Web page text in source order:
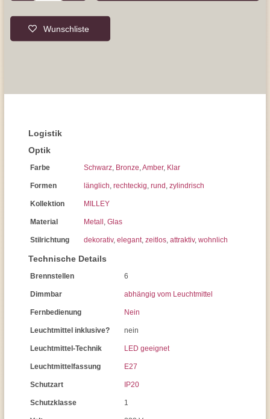
Wunschliste
Logistik
Optik
Farbe Schwarz, Bronze,Amber, Klar
Formen länglich, rechteckig, rund , zylindrisch
Kollektion MILLEY
Material Metall , Glas
Stilrichtung dekorativ, elegant, zeitlos, attraktiv, wohnlich
Technische Details
Brennstellen 6
Dimmbar abhängig vom Leuchtmittel
Fernbedienung Nein
Leuchtmittel inklusive? nein
Leuchtmittel-Technik LED geeignet
Leuchtmittelfassung E27
Schutzart IP20
Schutzklasse 1